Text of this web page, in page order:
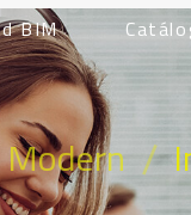
BIM
Modern /